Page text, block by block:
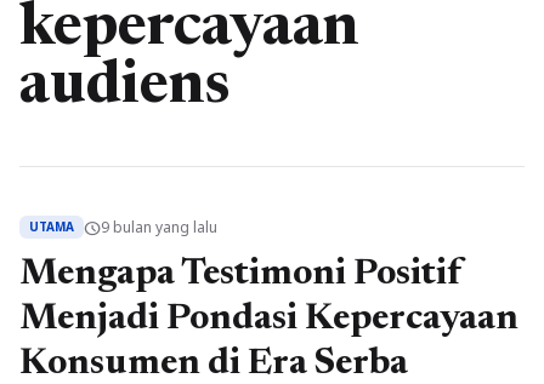
kepercayaan
audiens
UTAMA schedule9 bulan yang lalu
Mengapa Testimoni Positif
Menjadi Pondasi Kepercayaan
Konsumen di Era Serba